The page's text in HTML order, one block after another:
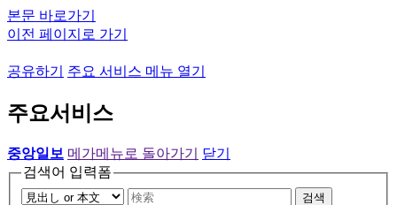
본문 바로가기
이전 페이지로 가기
공유하기 주요 서비스 메뉴 열기
주요서비스
중앙일보 메가메뉴로 돌아가기
닫기
검색어 입력폼
검색